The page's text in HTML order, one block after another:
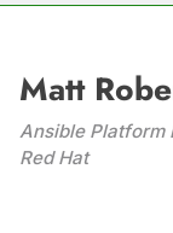
Matt
Ansible Platform
Red Hat